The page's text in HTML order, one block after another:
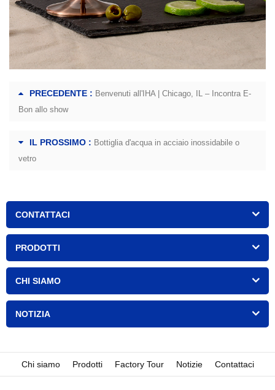
PRECEDENTE : Benvenuti all'IHA | Chicago, IL – Incontra E-
Bon allo show
IL PROSSIMO : Bottiglia d'acqua in acciaio inossidabile o
vetro
CONTATTACI
PRODOTTI
CHI SIAMO
NOTIZIA
Chi siamo Prodotti Factory Tour Notizie Contattaci